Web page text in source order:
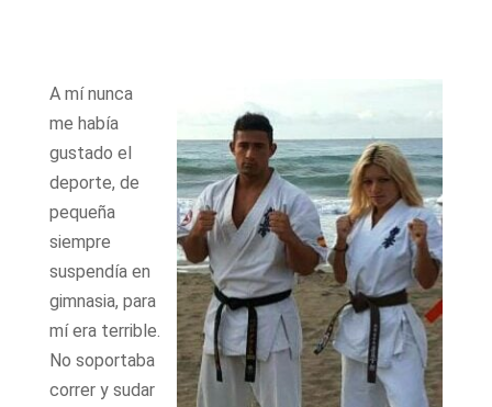
A mí nunca
me había
gustado el
deporte, de
pequeña
siempre
suspendía en
gimnasia, para
mí era terrible.
No soportaba
correr y sudar